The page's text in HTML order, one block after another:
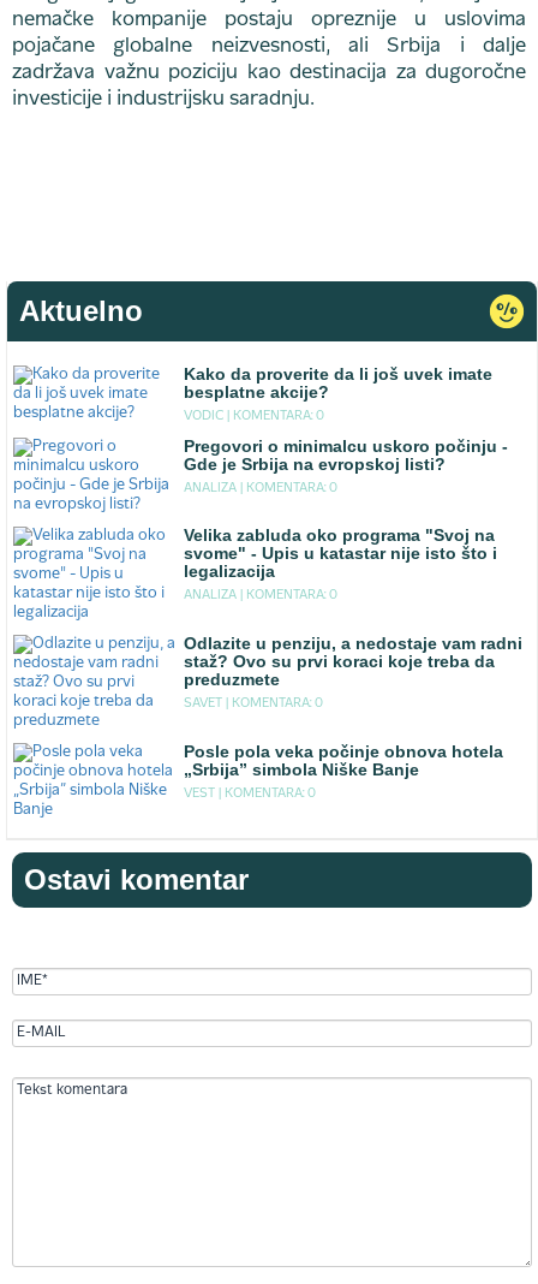
nemačke kompanije postaju opreznije u uslovima
pojačane globalne neizvesnosti, ali Srbija i dalje
zadržava važnu poziciju kao destinacija za dugoročne
investicije i industrijsku saradnju.
Aktuelno
Kako da proverite da li još uvek imate
besplatne akcije?
VODIC | KOMENTARA: 0
Pregovori o minimalcu uskoro počinju -
Gde je Srbija na evropskoj listi?
ANALIZA | KOMENTARA: 0
Velika zabluda oko programa "Svoj na
svome" - Upis u katastar nije isto što i
legalizacija
ANALIZA | KOMENTARA: 0
Odlazite u penziju, a nedostaje vam radni
staž? Ovo su prvi koraci koje treba da
preduzmete
SAVET | KOMENTARA: 0
Posle pola veka počinje obnova hotela
„Srbija” simbola Niške Banje
VEST | KOMENTARA: 0
Ostavi komentar